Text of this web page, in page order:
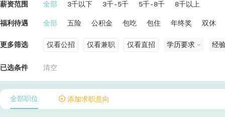
薪资范围 全部 3千以下 3千-5千 5千-8千 8千以上
福利待遇 全部 五险 公积金 包吃 包住 年终奖 双休
更多筛选 仅看公招 仅看兼职 仅看直招 学历要求 经
已选条件 清空
全部职位  添加求职意向